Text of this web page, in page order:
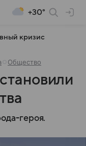
+30°
кризис
Общество
героя.